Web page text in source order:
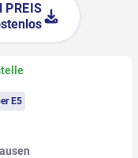
PREIS
E5